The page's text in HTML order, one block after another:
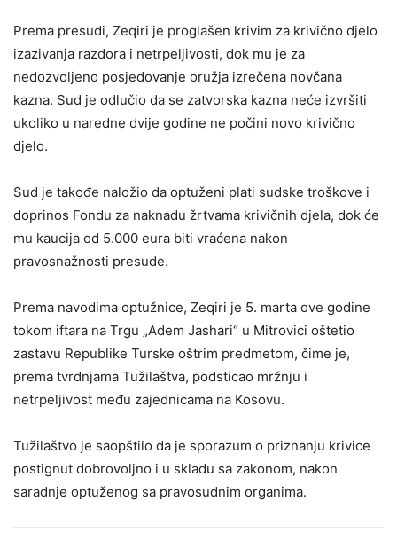
Prema presudi, Zeqiri je proglašen krivim za krivično djelo
izazivanja razdora i netrpeljivosti, dok mu je za
nedozvoljeno posjedovanje oružja izrečena novčana
kazna. Sud je odlučio da se zatvorska kazna neće izvršiti
ukoliko u naredne dvije godine ne počini novo krivično
djelo.
Sud je takođe naložio da optuženi plati sudske troškove i
doprinos Fondu za naknadu žrtvama krivičnih djela, dok će
mu kaucija od 5.000 eura biti vraćena nakon
pravosnažnosti presude.
Prema navodima optužnice, Zeqiri je 5. marta ove godine
tokom iftara na Trgu „Adem Jashari“ u Mitrovici oštetio
zastavu Republike Turske oštrim predmetom, čime je,
prema tvrdnjama Tužilaštva, podsticao mržnju i
netrpeljivost među zajednicama na Kosovu.
Tužilaštvo je saopštilo da je sporazum o priznanju krivice
postignut dobrovoljno i u skladu sa zakonom, nakon
saradnje optuženog sa pravosudnim organima.